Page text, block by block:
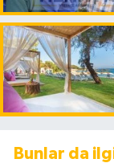
Bunlar da